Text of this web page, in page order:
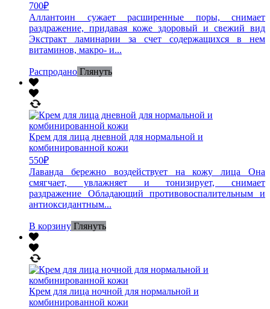
700₽
Аллантоин сужает расширенные поры, снимает
раздражение, придавая коже здоровый и свежий вид
Экстракт ламинарии за счет содержащихся в нем
витаминов, макро- и...
Распродано Глянуть
Крем для лица дневной для нормальной и
комбинированной кожи
550₽
Лаванда бережно воздействует на кожу лица Она
смягчает, увлажняет и тонизирует, снимает
раздражение Обладающий противовоспалительным и
антиоксидантным...
В корзину Глянуть
Крем для лица ночной для нормальной и
комбинированной кожи